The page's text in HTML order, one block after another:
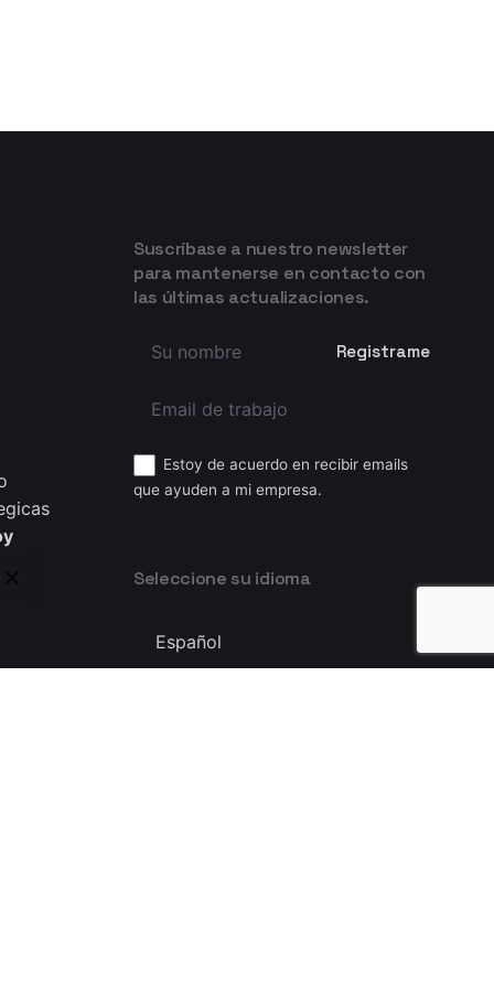
Suscríbase a nuestro newsletter
para mantenerse en contacto con
las últimas actualizaciones.
Estoy de acuerdo en recibir emails
que ayuden a mi empresa.
Seleccione su idioma
idioma